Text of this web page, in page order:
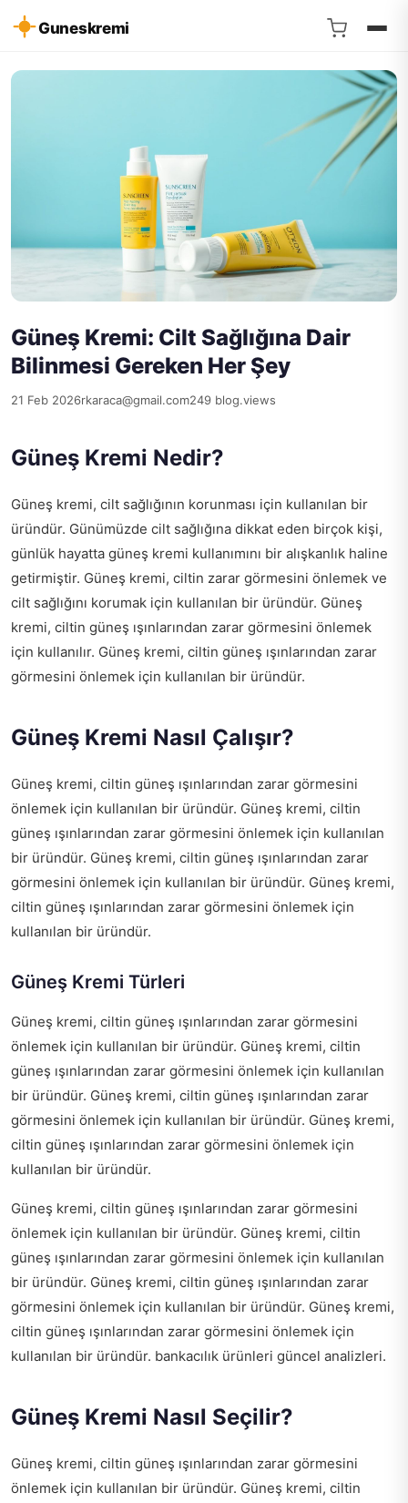
Guneskremi
Güneş Kremi: Cilt Sağlığına Dair
Bilinmesi Gereken Her Şey
21 Feb 2026rkaraca@gmail.com249 blog.views
Güneş Kremi Nedir?
Güneş kremi, cilt sağlığının korunması için kullanılan bir
üründür. Günümüzde cilt sağlığına dikkat eden birçok kişi,
günlük hayatta güneş kremi kullanımını bir alışkanlık haline
getirmiştir. Güneş kremi, ciltin zarar görmesini önlemek ve
cilt sağlığını korumak için kullanılan bir üründür. Güneş
kremi, ciltin güneş ışınlarından zarar görmesini önlemek
için kullanılır. Güneş kremi, ciltin güneş ışınlarından zarar
görmesini önlemek için kullanılan bir üründür.
Güneş Kremi Nasıl Çalışır?
Güneş kremi, ciltin güneş ışınlarından zarar görmesini
önlemek için kullanılan bir üründür. Güneş kremi, ciltin
güneş ışınlarından zarar görmesini önlemek için kullanılan
bir üründür. Güneş kremi, ciltin güneş ışınlarından zarar
görmesini önlemek için kullanılan bir üründür. Güneş kremi,
ciltin güneş ışınlarından zarar görmesini önlemek için
kullanılan bir üründür.
Güneş Kremi Türleri
Güneş kremi, ciltin güneş ışınlarından zarar görmesini
önlemek için kullanılan bir üründür. Güneş kremi, ciltin
güneş ışınlarından zarar görmesini önlemek için kullanılan
bir üründür. Güneş kremi, ciltin güneş ışınlarından zarar
görmesini önlemek için kullanılan bir üründür. Güneş kremi,
ciltin güneş ışınlarından zarar görmesini önlemek için
kullanılan bir üründür.
Güneş kremi, ciltin güneş ışınlarından zarar görmesini
önlemek için kullanılan bir üründür. Güneş kremi, ciltin
güneş ışınlarından zarar görmesini önlemek için kullanılan
bir üründür. Güneş kremi, ciltin güneş ışınlarından zarar
görmesini önlemek için kullanılan bir üründür. Güneş kremi,
ciltin güneş ışınlarından zarar görmesini önlemek için
kullanılan bir üründür. bankacılık ürünleri güncel analizleri.
Güneş Kremi Nasıl Seçilir?
Güneş kremi, ciltin güneş ışınlarından zarar görmesini
önlemek için kullanılan bir üründür. Güneş kremi, ciltin